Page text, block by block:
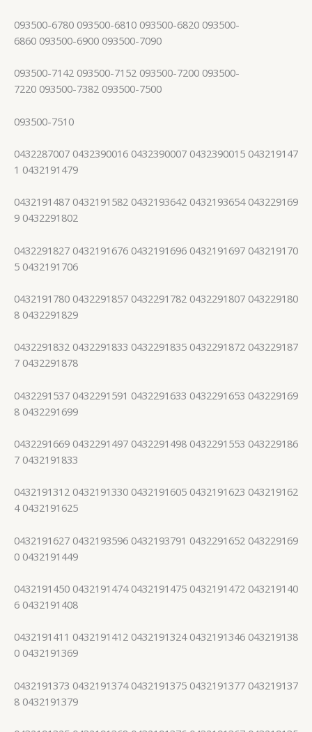
093500-6780 093500-6810 093500-6820 093500-
6860 093500-6900 093500-7090
093500-7142 093500-7152 093500-7200 093500-
7220 093500-7382 093500-7500
093500-7510
0432287007 0432390016 0432390007 0432390015 043219147
1 0432191479
0432191487 0432191582 0432193642 0432193654 043229169
9 0432291802
0432291827 0432191676 0432191696 0432191697 043219170
5 0432191706
0432191780 0432291857 0432291782 0432291807 043229180
8 0432291829
0432291832 0432291833 0432291835 0432291872 043229187
7 0432291878
0432291537 0432291591 0432291633 0432291653 043229169
8 0432291699
0432291669 0432291497 0432291498 0432291553 043229186
7 0432191833
0432191312 0432191330 0432191605 0432191623 043219162
4 0432191625
0432191627 0432193596 0432193791 0432291652 043229169
0 0432191449
0432191450 0432191474 0432191475 0432191472 043219140
6 0432191408
0432191411 0432191412 0432191324 0432191346 043219138
0 0432191369
0432191373 0432191374 0432191375 0432191377 043219137
8 0432191379